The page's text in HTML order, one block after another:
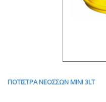
ΠΟΤΙΣΤΡΑ ΝΕΟΣΣΩΝ MINI 3LT